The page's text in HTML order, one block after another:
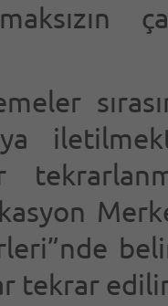
tekrar